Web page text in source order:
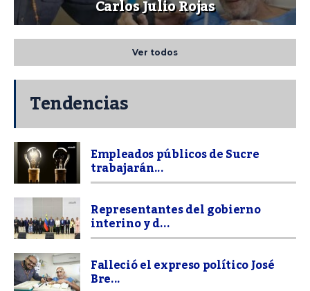
Carlos Julio Rojas
Ver todos
Tendencias
Empleados públicos de Sucre
trabajarán...
Representantes del gobierno
interino y d...
Falleció el expreso político José
Bre...